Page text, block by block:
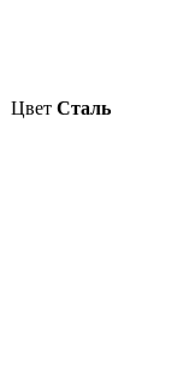
Цвет Сталь